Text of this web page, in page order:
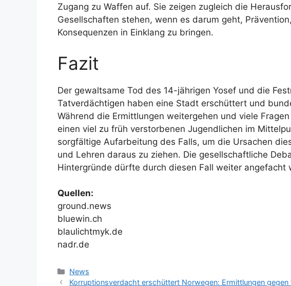
Zugang zu Waffen auf. Sie zeigen zugleich die
Gesellschaften stehen, wenn es darum geht,
Konsequenzen in Einklang zu bringen.
Fazit
Der gewaltsame Tod des 14-jährigen Yosef und die
Tatverdächtigen haben eine Stadt erschüttert und
Während die Ermittlungen weitergehen und viele
einen viel zu früh verstorbenen Jugendlichen im
sorgfältige Aufarbeitung des Falls, um die Ursachen
und Lehren daraus zu ziehen. Die gesellschaftliche
Hintergründe dürfte durch diesen Fall weiter angefacht
Quellen:
ground.news
bluewin.ch
blaulichtmyk.de
nadr.de
Kategorien
News
Korruptionsverdacht erschüttert Norwegen: Ermittlungen